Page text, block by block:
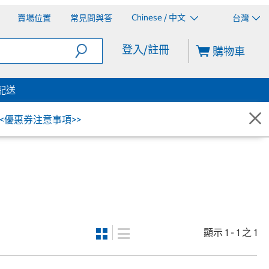
賣場位置 常見問與答 Chinese / 中文 台灣
登入/註冊 購物車
送
優惠券注意事項>>
顯示 1 - 1 之 1